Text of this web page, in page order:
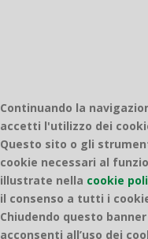
Continuando la
accetti l'utilizzo dei
Questo sito o gli
cookie necessari al
illustrate nella cookie
il consenso a tutti i
Chiudendo questo
acconsenti all’uso dei